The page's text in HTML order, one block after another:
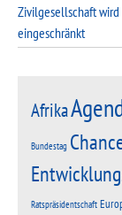
Zivilgesellschaft wird
eingeschränkt
Afrika
Bundestag
Ratspräsidentschaft